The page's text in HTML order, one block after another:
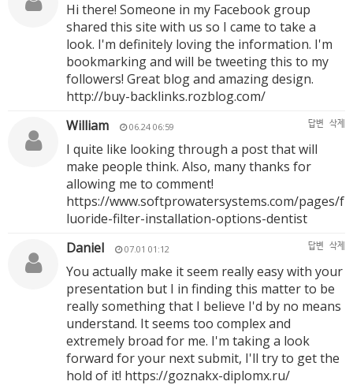
Hi there! Someone in my Facebook group
shared this site with us so I came to take a
look. I'm definitely loving the information. I'm
bookmarking and will be tweeting this to my
followers! Great blog and amazing design.
http://buy-backlinks.rozblog.com/
William
06.24 06:59 답변 삭제
I quite like looking through a post that will
make people think. Also, many thanks for
allowing me to comment!
https://www.softprowatersystems.com/pages/f
luoride-filter-installation-options-dentist
Daniel
07.01 01:12 답변 삭제
You actually make it seem really easy with your
presentation but I in finding this matter to be
really something that I believe I'd by no means
understand. It seems too complex and
extremely broad for me. I'm taking a look
forward for your next submit, I'll try to get the
hold of it! https://goznakx-diplomx.ru/